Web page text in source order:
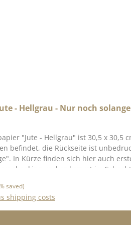
- Hellgrau - Nur noch
"Jute - Hellgrau" ist 30,5 x
Ein wundervolles Design für eure Karten und Verpackungen, wobei eine Jutestruktur dargestellt wird. Super
sich hier auch erste Anregungen von unserem lieben
und es kommt im
schönen Papier. Achtung: Auf Grund der Größe kann das Papier nur als Paket versendet werden.
findet ihr auf Pinterest und in der
je nach Bildschirmeinstellung variieren kann. Neben dem
saved)
shipping costs